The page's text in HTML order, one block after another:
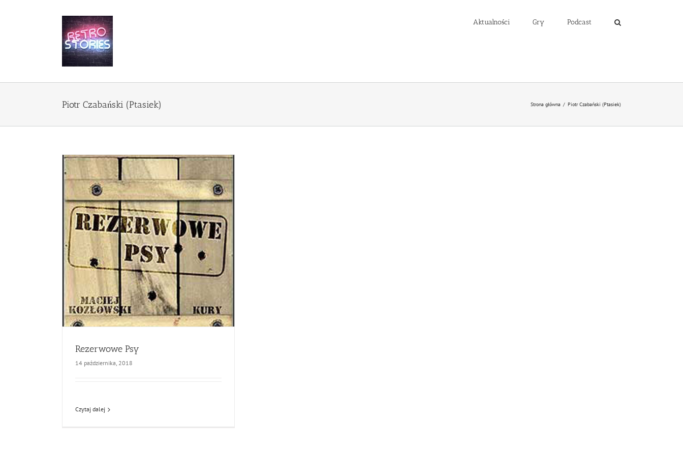
Aktualności Gry Podcast
Piotr Czabański (Ptasiek) Strona główna / Piotr Czabański (Ptasiek)
Rezerwowe Psy
14 października, 2018
Czytaj dalej